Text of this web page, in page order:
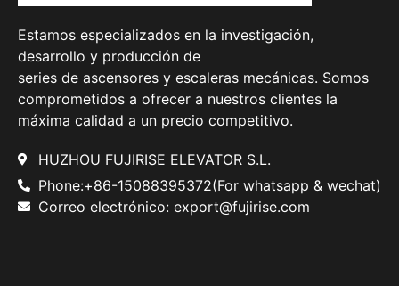
Estamos especializados en la investigación,
desarrollo y producción de
series de ascensores y escaleras mecánicas. Somos
comprometidos a ofrecer a nuestros clientes la
máxima calidad a un precio competitivo.
HUZHOU FUJIRISE ELEVATOR S.L.
Phone:+86-15088395372(For whatsapp & wechat)
Correo electrónico: export@fujirise.com